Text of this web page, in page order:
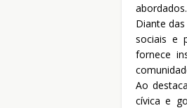
abordados.
Diante
sociais e
fornece
Ao
cívica e